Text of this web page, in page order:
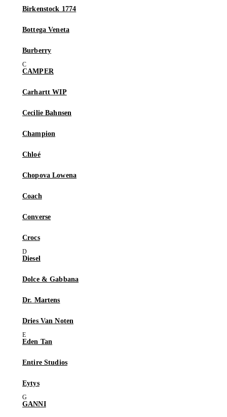
Birkenstock 1774
Bottega Veneta
Burberry
CAMPER
Carhartt WIP
Cecilie Bahnsen
Champion
Chloé
Chopova Lowena
Coach
Converse
Crocs
Diesel
Dolce & Gabbana
Dr. Martens
Dries Van Noten
Eden Tan
Entire Studios
Eytys
GANNI